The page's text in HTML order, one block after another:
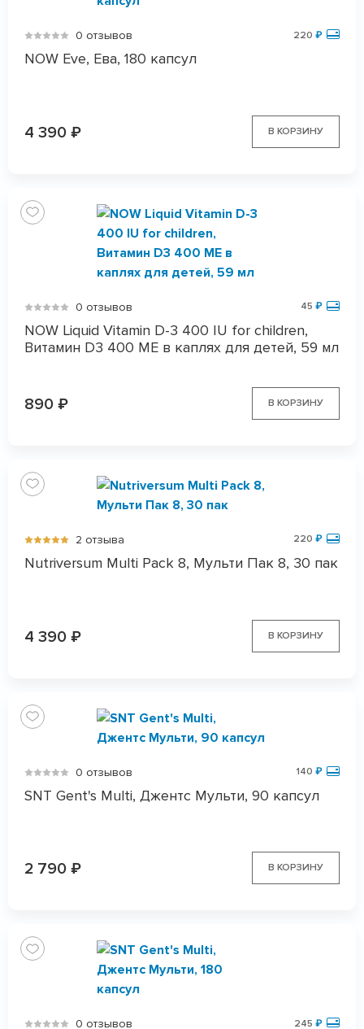
0 отзывов 220 ₽
NOW Eve, Ева, 180 капсул
4 390 ₽ В КОРЗИНУ
0 отзывов 45 ₽
NOW Liquid Vitamin D-3 400 IU for children,
Витамин D3 400 МЕ в каплях для детей, 59 мл
890 ₽ В КОРЗИНУ
2 отзыва 220 ₽
Nutriversum Multi Paсk 8, Мульти Пак 8, 30 пак
4 390 ₽ В КОРЗИНУ
0 отзывов 140 ₽
SNT Gent's Multi, Джентс Мульти, 90 капсул
2 790 ₽ В КОРЗИНУ
0 отзывов 245 ₽